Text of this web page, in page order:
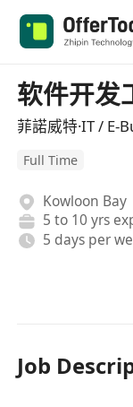
软件开发
菲諾威特·IT / E-
Full Time
Kowloon Bay
5 to 10 yrs
5 days per
Job